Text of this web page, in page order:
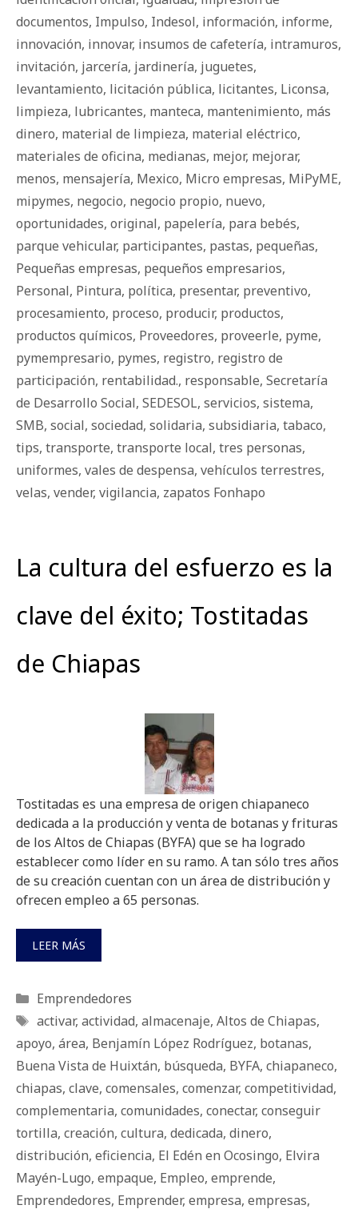
documentos, Impulso, Indesol, información, informe,
innovación, innovar, insumos de cafetería, intramuros,
invitación, jarcería, jardinería, juguetes,
levantamiento, licitación pública, licitantes, Liconsa,
limpieza, lubricantes, manteca, mantenimiento, más
dinero, material de limpieza, material eléctrico,
materiales de oficina, medianas, mejor, mejorar,
menos, mensajería, Mexico, Micro empresas, MiPyME,
mipymes, negocio, negocio propio, nuevo,
oportunidades, original, papelería, para bebés,
parque vehicular, participantes, pastas, pequeñas,
Pequeñas empresas, pequeños empresarios,
Personal, Pintura, política, presentar, preventivo,
procesamiento, proceso, producir, productos,
productos químicos, Proveedores, proveerle, pyme,
pymempresario, pymes, registro, registro de
participación, rentabilidad., responsable, Secretaría
de Desarrollo Social, SEDESOL, servicios, sistema,
SMB, social, sociedad, solidaria, subsidiaria, tabaco,
tips, transporte, transporte local, tres personas,
uniformes, vales de despensa, vehículos terrestres,
velas, vender, vigilancia, zapatos Fonhapo
La cultura del esfuerzo es la
clave del éxito; Tostitadas
de Chiapas
Tostitadas es una empresa de origen chiapaneco
dedicada a la producción y venta de botanas y frituras
de los Altos de Chiapas (BYFA) que se ha logrado
establecer como líder en su ramo. A tan sólo tres años
de su creación cuentan con un área de distribución y
ofrecen empleo a 65 personas.
LEER MÁS
Categorías
Emprendedores
Etiquetas
activar, actividad, almacenaje, Altos de Chiapas,
apoyo, área, Benjamín López Rodríguez, botanas,
Buena Vista de Huixtán, búsqueda, BYFA, chiapaneco,
chiapas, clave, comensales, comenzar, competitividad,
complementaria, comunidades, conectar, conseguir
tortilla, creación, cultura, dedicada, dinero,
distribución, eficiencia, El Edén en Ocosingo, Elvira
Mayén-Lugo, empaque, Empleo, emprende,
Emprendedores, Emprender, empresa, empresas,